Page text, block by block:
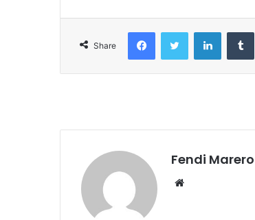
Share
FacebookTwitter LinkedIn
Fendi Marero